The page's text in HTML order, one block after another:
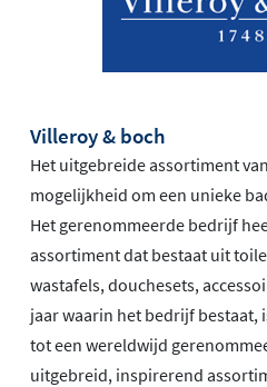
Villeroy & boch
Het uitgebreide assortiment van
mogelijkheid om een unieke
Het gerenommeerde bedrijf
assortiment dat bestaat uit
wastafels, douchesets,
jaar waarin het bedrijf bestaat,
tot een wereldwijd
uitgebreid, inspirerend